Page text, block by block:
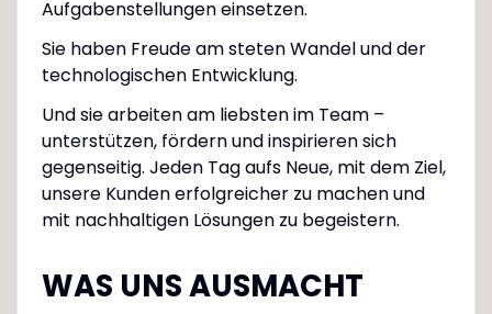
Aufgabenstellungen einsetzen.
Sie haben Freude am steten Wandel und der
technologischen Entwicklung.
Und sie arbeiten am liebsten im Team –
unterstützen, fördern und inspirieren sich
gegenseitig. Jeden Tag aufs Neue, mit dem Ziel,
unsere Kunden erfolgreicher zu machen und
mit nachhaltigen Lösungen zu begeistern.
WAS UNS AUSMACHT